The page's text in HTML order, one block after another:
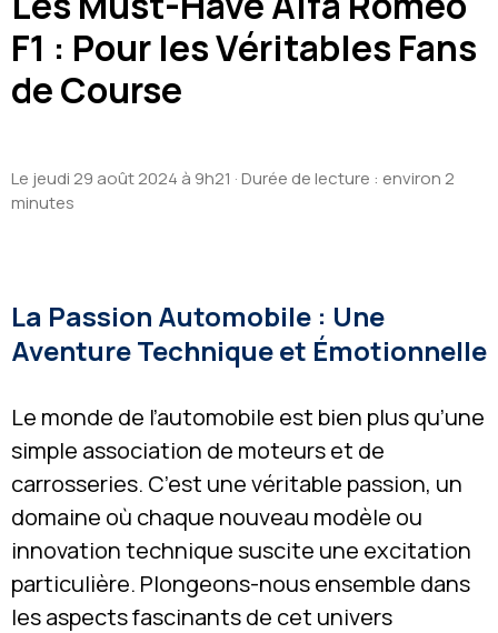
F1 : Pour les Véritables Fans
de Course
Le jeudi 29 août 2024 à 9h21 · Durée de lecture : environ 2
minutes
La Passion Automobile : Une
Aventure Technique et Émotionnelle
Le monde de l’automobile est bien plus qu’une
simple association de moteurs et de
carrosseries. C’est une véritable passion, un
domaine où chaque nouveau modèle ou
innovation technique suscite une excitation
particulière. Plongeons-nous ensemble dans
les aspects fascinants de cet univers